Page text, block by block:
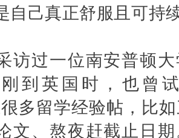
自己真正舒服且可持
访过一位南安普顿
到英国时，也曾
多留学经验帖，比
文、熬夜赶截止日